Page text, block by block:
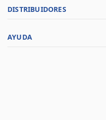
DISTRIBUIDORES
AYUDA